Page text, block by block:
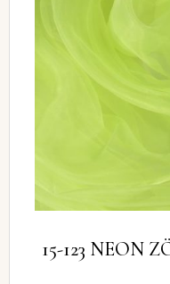
15-123 NEON